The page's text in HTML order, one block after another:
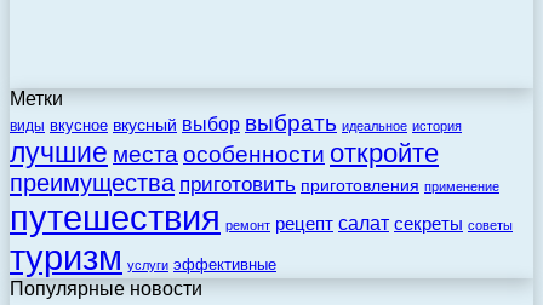
Метки
виды вкусное вкусный выбор выбрать идеальное история
лучшие местаособенности откройте
преимущества приготовить приготовления применение
путешествия ремонт рецепт салат секреты советы
туризм услуги эффективные
Популярные новости